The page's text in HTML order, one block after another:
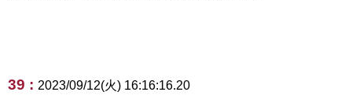
39 : 2023/09/12(火) 16:16:16.20